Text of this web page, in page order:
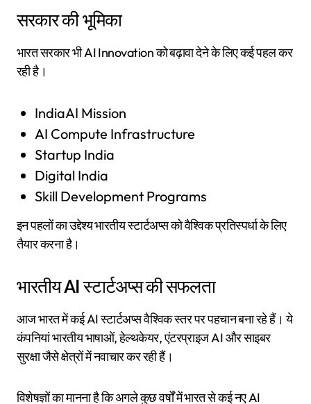
सरकार की भूमिका
भारत सरकार भी AI Innovation को बढ़ावा देने के लिए कई पहल कर
रही है।
IndiaAI Mission
AI Compute Infrastructure
Startup India
Digital India
Skill Development Programs
इन पहलों का उद्देश्य भारतीय स्टार्टअप्स को वैश्विक प्रतिस्पर्धा के लिए
तैयार करना है।
भारतीय AI स्टार्टअप्स की सफलता
आज भारत में कई AI स्टार्टअप्स वैश्विक स्तर पर पहचान बना रहे हैं। ये
कंपनियां भारतीय भाषाओं, हेल्थकेयर, एंटरप्राइज AI और साइबर
सुरक्षा जैसे क्षेत्रों में नवाचार कर रही हैं।
विशेषज्ञों का मानना है कि अगले कुछ वर्षों में भारत से कई नए AI